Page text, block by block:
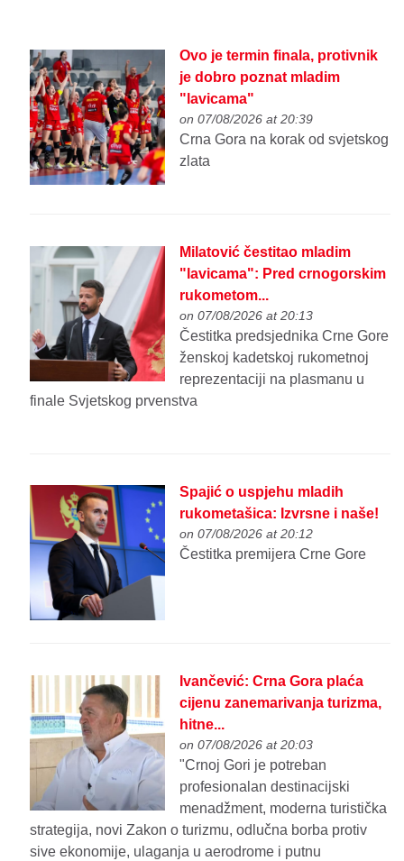
Ovo je termin finala, protivnik
je dobro poznat mladim
"lavicama"
on 07/08/2026 at 20:39
Crna Gora na korak od svjetskog
zlata
Milatović čestitao mladim
"lavicama": Pred crnogorskim
rukometom...
on 07/08/2026 at 20:13
Čestitka predsjednika Crne Gore
ženskoj kadetskoj rukometnoj
reprezentaciji na plasmanu u
finale Svjetskog prvenstva
Spajić o uspjehu mladih
rukometašica: Izvrsne i naše!
on 07/08/2026 at 20:12
Čestitka premijera Crne Gore
Ivančević: Crna Gora plaća
cijenu zanemarivanja turizma,
hitne...
on 07/08/2026 at 20:03
"Crnoj Gori je potreban
profesionalan destinacijski
menadžment, moderna turistička
strategija, novi Zakon o turizmu, odlučna borba protiv
sive ekonomije, ulaganja u aerodrome i putnu